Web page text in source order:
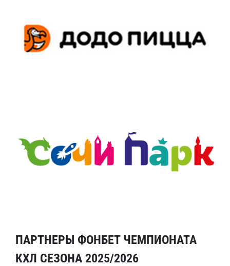
ПАРТНЕРЫ ФОНБЕТ ЧЕМПИОНАТА
КХЛ СЕЗОНА 2025/2026